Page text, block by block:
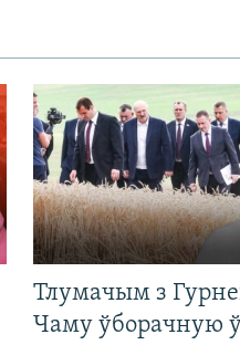
Тлумачым з
Чаму ўборачную ў